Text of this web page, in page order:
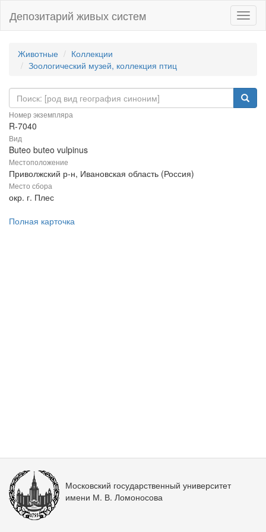
Депозитарий живых систем
Животные
Коллекции
Зоологический музей, коллекция птиц
Номер экземпляра
R-7040
Вид
Buteo buteo vulpinus
Местоположение
Приволжский р-н, Ивановская область (Россия)
Место сбора
окр. г. Плес
Полная карточка
Московский государственный университет
имени М. В. Ломоносова